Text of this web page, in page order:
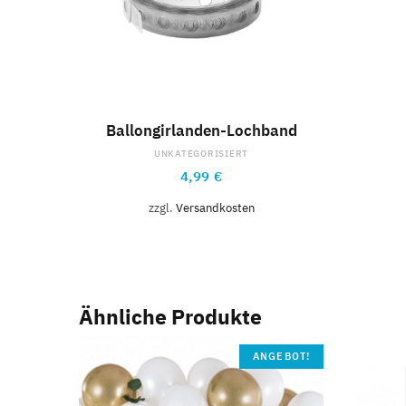
Ballongirlanden-Lochband
UNKATEGORISIERT
4,99 €
zzgl. Versandkosten
Ähnliche Produkte
ANGEBOT!